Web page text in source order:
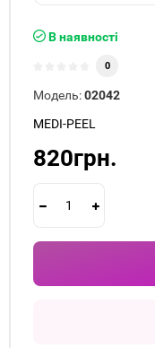
В наявності
0
Модель:02042
MEDI-PEEL
820грн.